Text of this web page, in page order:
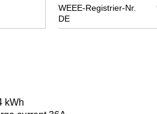
WEEE-Registrier-Nr.
DE
kWh